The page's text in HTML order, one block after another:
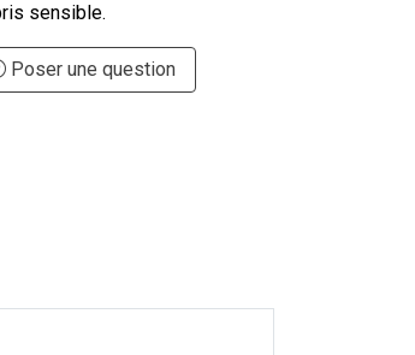
sensible.
Poser une question